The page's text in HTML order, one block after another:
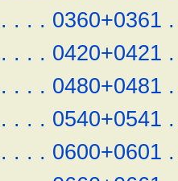
. . . . 0360+0361 .
. . . . 0420+0421 .
. . . . 0480+0481 .
. . . . 0540+0541 .
. . . . 0600+0601 .